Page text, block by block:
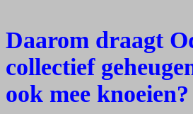
Daarom draagt
collectief
ook mee knoeien?